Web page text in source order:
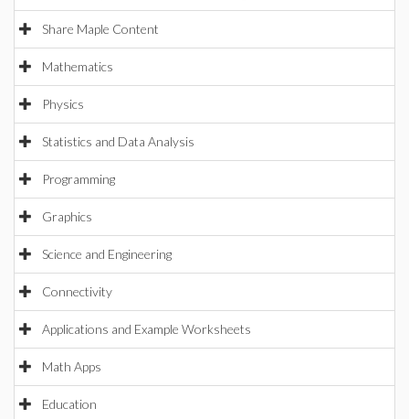
Share Maple Content
Mathematics
Physics
Statistics and Data Analysis
Programming
Graphics
Science and Engineering
Connectivity
Applications and Example Worksheets
Math Apps
Education